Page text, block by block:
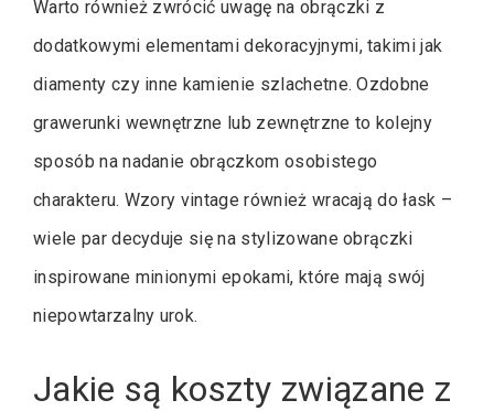
Warto również zwrócić uwagę na obrączki z
dodatkowymi elementami dekoracyjnymi, takimi jak
diamenty czy inne kamienie szlachetne. Ozdobne
grawerunki wewnętrzne lub zewnętrzne to kolejny
sposób na nadanie obrączkom osobistego
charakteru. Wzory vintage również wracają do łask –
wiele par decyduje się na stylizowane obrączki
inspirowane minionymi epokami, które mają swój
niepowtarzalny urok.
Jakie są koszty związane z